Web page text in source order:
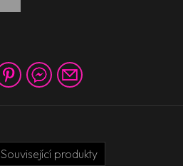
Související produkty